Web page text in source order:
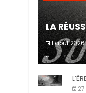
LA
1 août 2026
Dans la
fait de ne
signe
sanctions